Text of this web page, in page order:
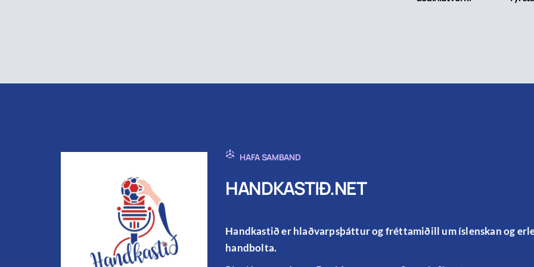
HAFA SAMBAND
HANDKASTIÐ.NET
Handkastið er hlaðvarpsþáttur og fréttamiðill um íslenskan og
handbolta.